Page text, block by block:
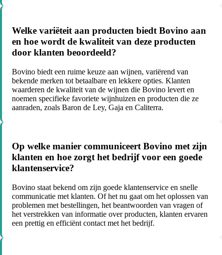
Welke variëteit aan producten biedt Bovino aan
en hoe wordt de kwaliteit van deze producten
door klanten beoordeeld?
Bovino biedt een ruime keuze aan wijnen, variërend van
bekende merken tot betaalbare en lekkere opties. Klanten
waarderen de kwaliteit van de wijnen die Bovino levert en
noemen specifieke favoriete wijnhuizen en producten die ze
aanraden, zoals Baron de Ley, Gaja en Caliterra.
Op welke manier communiceert Bovino met zijn
klanten en hoe zorgt het bedrijf voor een goede
klantenservice?
Bovino staat bekend om zijn goede klantenservice en snelle
communicatie met klanten. Of het nu gaat om het oplossen van
problemen met bestellingen, het beantwoorden van vragen of
het verstrekken van informatie over producten, klanten ervaren
een prettig en efficiënt contact met het bedrijf.